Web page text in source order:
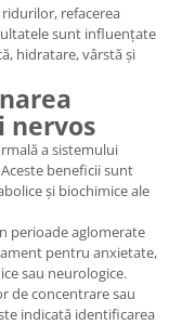
refacerea
sunt influențate
hidratare, vârstă și
nervos
a sistemului
beneficii sunt
și biochimice ale
perioade aglomerate
pentru anxietate,
sau neurologice.
de concentrare sau
indicată identificarea